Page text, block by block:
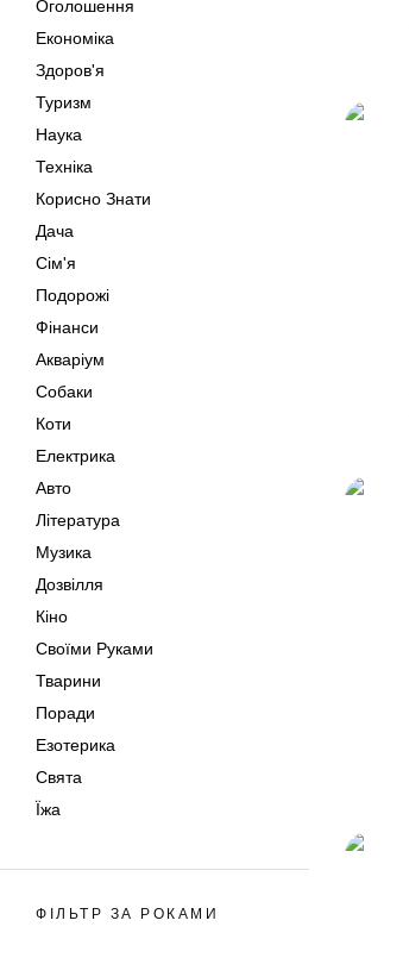
Оголошення
Економіка
Здоров'я
Туризм
Наука
Техніка
Корисно Знати
Дача
Сім'я
Подорожі
Фінанси
Акваріум
Собаки
Коти
Електрика
Авто
Література
Музика
Дозвілля
Кіно
Своїми Руками
Тварини
Поради
Езотерика
Свята
Їжа
ФІЛЬТР ЗА РОКАМИ